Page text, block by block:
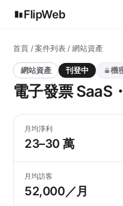
FlipWeb
首頁/案件列表/ 網站資產
網站資產 刊登中 機
電子發票 SaaS
月均淨利
23–30 萬
月均訪客
52,000／月